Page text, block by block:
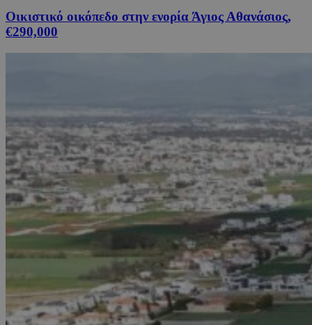
Οικιστικό οικόπεδο στην ενορία Άγιος Αθανάσιος,
€290,000